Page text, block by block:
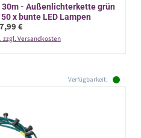
- Außenlichterkette grün
x bunte LED Lampen
Preis:
€
zzgl. Versandkosten
Verfügbarkeit: